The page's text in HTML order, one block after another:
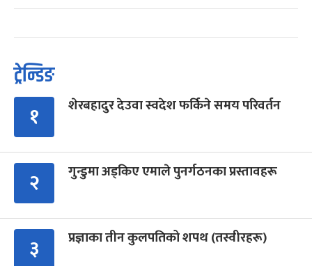
ट्रेन्डिङ
१ शेरबहादुर देउवा स्वदेश फर्किने समय परिवर्तन
२ गुन्डुमा अड्किए एमाले पुनर्गठनका प्रस्तावहरू
३ प्रज्ञाका तीन कुलपतिको शपथ (तस्वीरहरू)